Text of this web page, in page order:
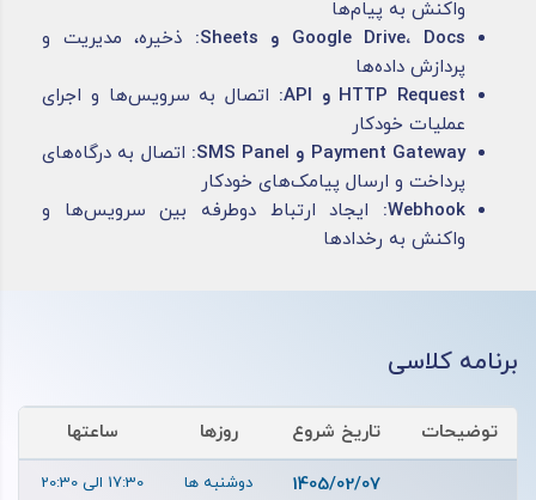
واکنش به پیام‌ها
Google Drive، Docs و Sheets:
ذخیره، مدیریت و
پردازش داده‌ها
HTTP Request و API:
اتصال به سرویس‌ها و اجرای
عملیات خودکار
Payment Gateway و SMS Panel:
اتصال به درگاه‌های
پرداخت و ارسال پیامک‌های خودکار
Webhook:
ایجاد ارتباط دوطرفه بین سرویس‌ها و
واکنش به رخدادها
برنامه کلاسی
توضیحات تاریخ شروع روزها ساعتها
1405/02/07 دوشنبه ها 17:30 الی 20:30